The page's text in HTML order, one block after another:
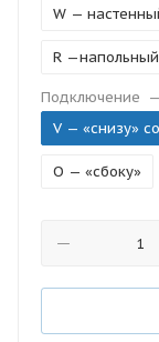
W —
R
Подключение —
V — «снизу»
O — «сбоку»